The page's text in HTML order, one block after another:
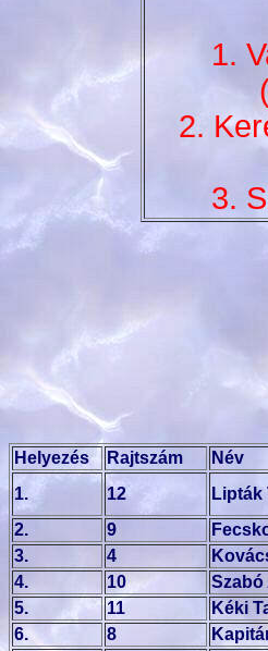
1.
2.
3.
Helyezés Rajtszám
Név
1.
12
Lipták
2.
9
3.
4
4.
10
Szabó
5.
11
Kéki
6.
8